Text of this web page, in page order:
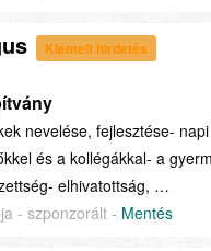
Kiemelt hirdetés
nevelése, fejlesztése-
és a kollégákkal- a
elhivatottság, …
- szponzorált - Mentés